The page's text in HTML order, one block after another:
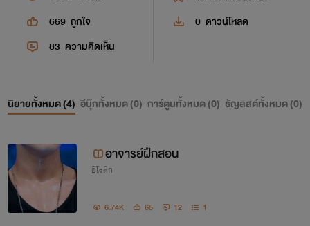
669 ถูกใจ 0 ดาวน์โหลด
83 ความคิดเห็น
นิยายทั้งหมด (4) อีบุ๊กทั้งหมด (0) การ์ตูนทั้งหมด (0) ธัญลิสต์ทั้งหมด (0)
อาจารย์ฝึกสอน
อีโรติก
6.74K 65 12 1